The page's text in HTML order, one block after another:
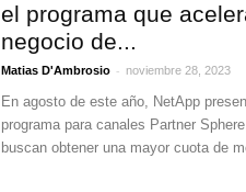
el programa que
negocio de...
Matias D'Ambrosio - noviembre 28, 2023
En agosto de este año, NetApp
programa para canales Partner
buscan obtener una mayor cuota de